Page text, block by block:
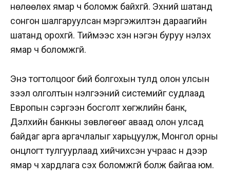
нөлөөлөх ямар ч боломж байхгүй. Эхний шатанд
сонгон шалгаруулсан мэргэжилтэн дараагийн
шатанд орохгүй. Тиймээс хэн нэгэн буруу үнэлэх
ямар ч боломжгүй.
Энэ тогтолцоог бий болгохын тулд олон улсын
зээл олголтын үнэлгээний системийг судлаад
Европын сэргээн босголт хөгжлийн банк,
Дэлхийн банкны зөвлөгөөг аваад олон улсад
байдаг арга аргачлалыг харьцуулж, Монгол орны
онцлогт тулгуурлаад хийчихсэн учраас үүн дээр
ямар ч хардлага үүсэх боломжгүй болж байгаа юм.